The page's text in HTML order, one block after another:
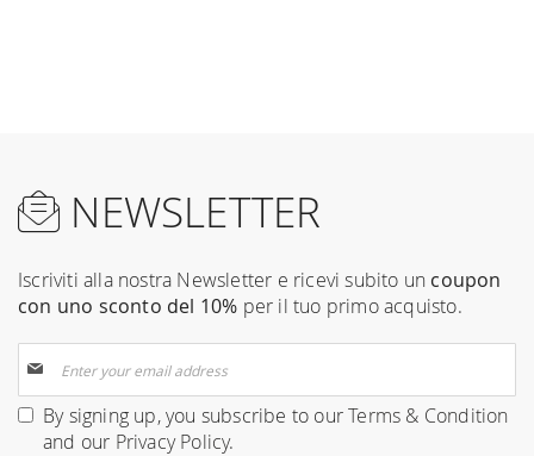
NEWSLETTER
Iscriviti alla nostra Newsletter e ricevi subito un coupon
con uno sconto del 10% per il tuo primo acquisto.
Up
for
Our
By signing up, you subscribe to ourTerms & Condition
and our Privacy Policy.